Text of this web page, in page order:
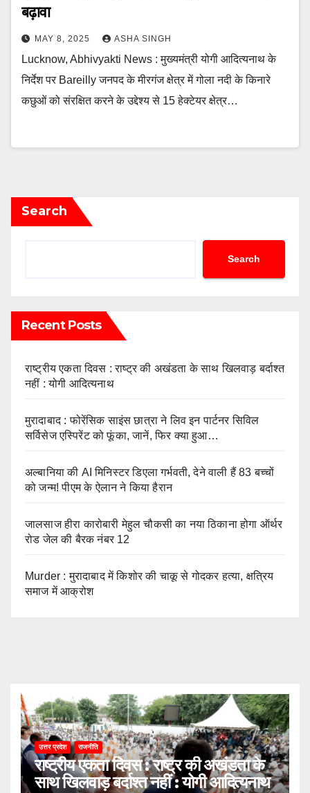
बढ़ावा
MAY 8, 2025 ASHA SINGH
Lucknow, Abhivyakti News : मुख्यमंत्री योगी आदित्यनाथ के
निर्देश पर Bareilly जनपद के मीरगंज क्षेत्र में गोला नदी के किनारे
कछुओं को संरक्षित करने के उद्देश्य से 15 हेक्टेयर क्षेत्र…
Search
Search
Recent Posts
राष्ट्रीय एकता दिवस : राष्ट्र की अखंडता के साथ खिलवाड़ बर्दाश्त
नहीं : योगी आदित्यनाथ
मुरादाबाद : फोरेंसिक साइंस छात्रा ने लिव इन पार्टनर सिविल
सर्विसेज एस्पिरेंट को फूंका, जानें, फिर क्या हुआ…
अल्बानिया की AI मिनिस्‍टर डिएला गर्भवती, देने वाली हैं 83 बच्चों
को जन्‍म! पीएम के ऐलान ने किया हैरान
जालसाज हीरा कारोबारी मेहुल चौकसी का नया ठिकाना होगा ऑर्थर
रोड जेल की बैरक नंबर 12
Murder : मुरादाबाद में किशोर की चाकू से गोदकर हत्या, क्षत्रिय
समाज में आक्रोश
उत्तर प्रदेश राजनीति
राष्ट्रीय एकता दिवस : राष्ट्र की अखंडता के
साथ खिलवाड़ बर्दाश्त नहीं : योगी आदित्यनाथ